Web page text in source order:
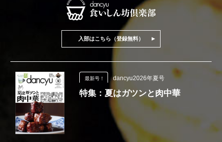
入部はこちら（登録無料）
最新号！ dancyu2026年夏号
特集：夏はガツンと肉中華